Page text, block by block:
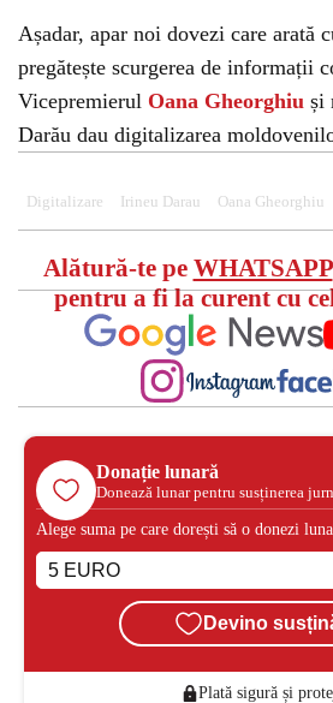
Așadar, apar noi dovezi care arată
pregătește scurgerea de informații
Vicepremierul Oana Gheorghiu și
Darău dau digitalizarea
Digitalizare Irineu Darau Oana Gheorghiu
Alătură-te pe WHATSAPP
pentru a fi la curent cu
Donație lunară
Donează lunar pentru susținerea
Alege suma pe care dorești să o donezi
Devino
Plată sigură și